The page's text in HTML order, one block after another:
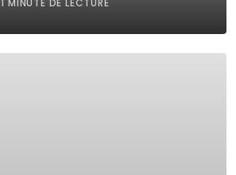
1 MINUTE DE LECTURE